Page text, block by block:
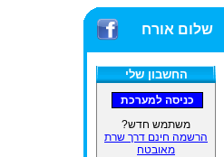
שלום אורח
החשבון שלי
משתמש חדש?
הרשמה חינם דרך שרת
מאובטח